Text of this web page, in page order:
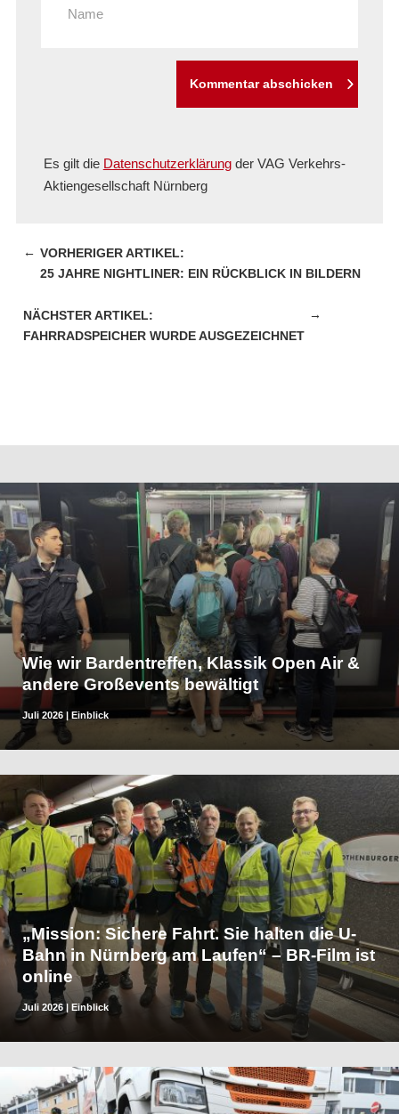
Kommentar abschicken
Es gilt die Datenschutzerklärungder VAG Verkehrs-
Aktiengesellschaft Nürnberg
←
25 JAHRE NIGHTLINER: EIN RÜCKBLICK IN BILDERN
FAHRRADSPEICHER WURDE AUSGEZEICHNET
→
Wie wir Bardentreffen, Klassik Open Air &
andere Großevents bewältigt
Juli 2026 | Einblick
„Mission: Sichere Fahrt. Sie halten die U-
Bahn in Nürnberg am Laufen“ – BR-Film ist
online
Juli 2026 | Einblick